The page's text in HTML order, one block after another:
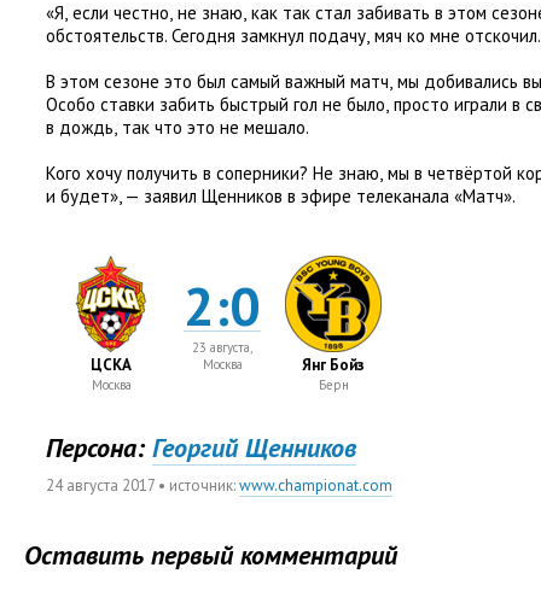
«Я, если честно, не знаю, как так стал забивать в этом
обстоятельств. Сегодня замкнул подачу, мяч ко мне
В этом сезоне это был самый важный матч, мы добивались
Особо ставки забить быстрый гол не было, просто играли в
в дождь, так что это не мешало.
Кого хочу получить в соперники? Не знаю, мы в четвёртой
и будет», — заявил Щенников в эфире телеканала «Матч».
ЦСКА
Москва
2:0
23 августа,
Москва
Янг Бойз
Берн
Персона: Георгий Щенников
24 августа 2017 • источник:www.championat.com
Оставить первый комментарий